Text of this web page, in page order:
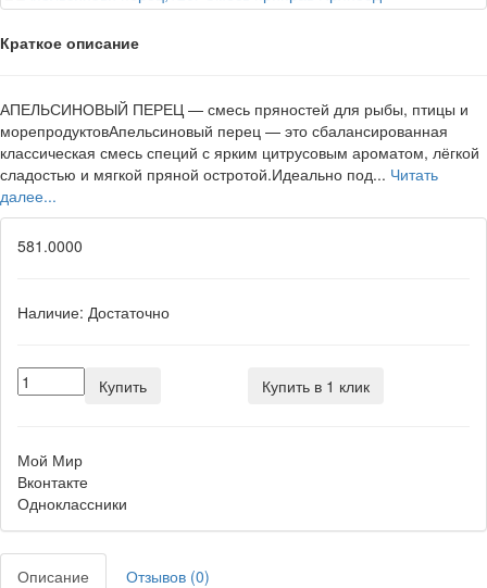
Краткое описание
АПЕЛЬСИНОВЫЙ ПЕРЕЦ — смесь пряностей для рыбы, птицы и
морепродуктовАпельсиновый перец — это сбалансированная
классическая смесь специй с ярким цитрусовым ароматом, лёгкой
сладостью и мягкой пряной остротой.Идеально под... Читать
далее...
581.0000
Наличие: Достаточно
Купить Купить в 1 клик
Мой Мир
Вконтакте
Одноклассники
Описание
Отзывов (0)